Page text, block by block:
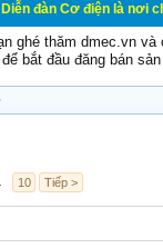
điện là nơi chia sẽ
ghé thăm dmec.vn
để bắt đầu đăng bán
10 Tiếp >